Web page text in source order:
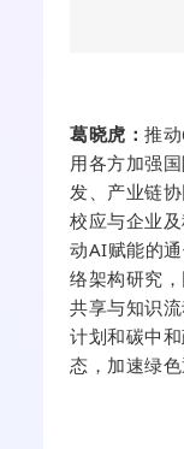
葛晓虎 ：推动
用各方加强
发、产业链
校应与企业
动AI赋能的
络架构研究
共享与知识
计划和碳中
态，加速绿